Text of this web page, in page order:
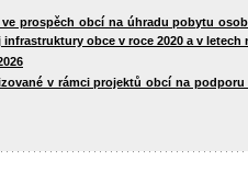
prospěch obcí na úhradu pobytu
obce v roce 2020 a v letech
v rámci projektů obcí na